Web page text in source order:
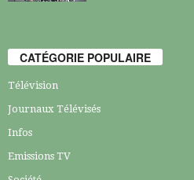
CATÉGORIE POPULAIRE
Télévision
Journaux Télévisés
Infos
Emissions TV